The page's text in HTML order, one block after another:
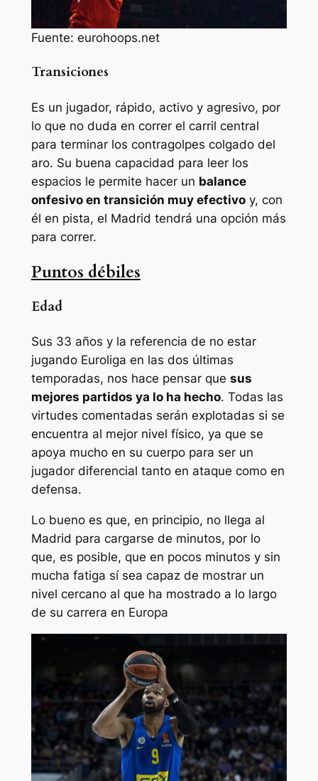
Fuente: eurohoops.net
Transiciones
Es un jugador, rápido, activo y agresivo, por
lo que no duda en correr el carril central
para terminar los contragolpes colgado del
aro. Su buena capacidad para leer los
espacios le permite hacer un balance
onfesivo en transición muy efectivoy, con
él en pista, el Madrid tendrá una opción más
para correr.
Puntos débiles
Edad
Sus 33 años y la referencia de no estar
jugando Euroliga en las dos últimas
temporadas, nos hace pensar que sus
mejores partidos ya lo ha hecho. Todas las
virtudes comentadas serán explotadas si se
encuentra al mejor nivel físico, ya que se
apoya mucho en su cuerpo para ser un
jugador diferencial tanto en ataque como en
defensa.
Lo bueno es que, en principio, no llega al
Madrid para cargarse de minutos, por lo
que, es posible, que en pocos minutos y sin
mucha fatiga sí sea capaz de mostrar un
nivel cercano al que ha mostrado a lo largo
de su carrera en Europa